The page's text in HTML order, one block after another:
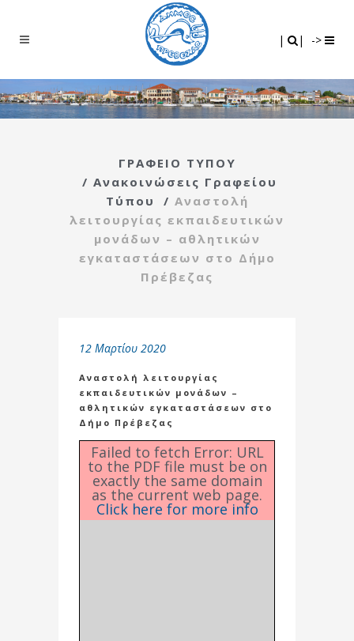
| | ->
ΓΡΑΦΕΙΟ ΤΥΠΟΥ
/ Ανακοινώσεις Γραφείου
Τύπου
/ Αναστολή
λειτουργίας εκπαιδευτικών
μονάδων – αθλητικών
εγκαταστάσεων στο Δήμο
Πρέβεζας
12 Μαρτίου 2020
Αναστολή λειτουργίας
εκπαιδευτικών μονάδων –
αθλητικών εγκαταστάσεων στο
Δήμο Πρέβεζας
Failed to fetch Error: URL
to the PDF file must be on
exactly the same domain
as the current web page.
Click here for more info